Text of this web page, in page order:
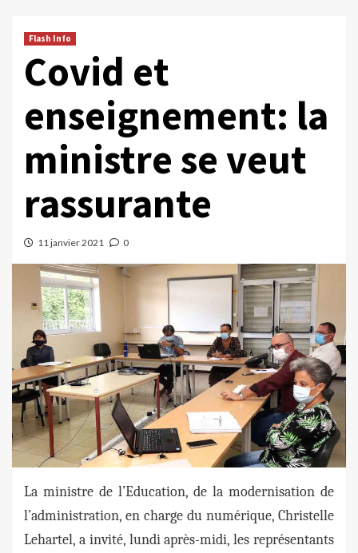
Flash Info
Covid et
enseignement: la
ministre se veut
rassurante
11 janvier 2021 0
La ministre de l’Education, de la modernisation de
l’administration, en charge du numérique, Christelle
Lehartel, a invité, lundi après-midi, les représentants